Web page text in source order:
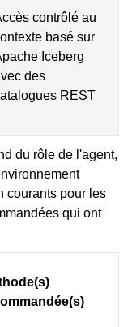
contrôlé au
basé sur
Iceberg
des
REST
du rôle de l'agent,
courants pour les
qui ont